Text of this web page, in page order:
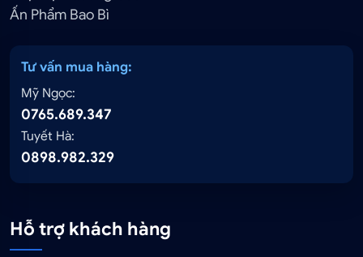
Ấn Phẩm Bao Bì
Tư vấn mua hàng:
Mỹ Ngọc:
0765.689.347
Tuyết Hà:
0898.982.329
Hỗ trợ khách hàng